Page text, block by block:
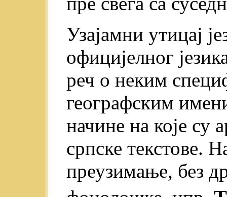
Узајамни утицај
официјелног
реч о неким
географским
начине на које су
српске текстове.
преузимање, без